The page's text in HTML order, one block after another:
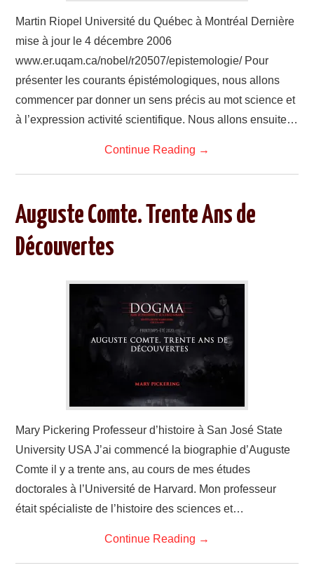
Martin Riopel Université du Québec à Montréal Dernière
mise à jour le 4 décembre 2006
www.er.uqam.ca/nobel/r20507/epistemologie/ Pour
présenter les courants épistémologiques, nous allons
commencer par donner un sens précis au mot science et
à l’expression activité scientifique. Nous allons ensuite…
Continue Reading →
Auguste Comte. Trente Ans de
Découvertes
Mary Pickering Professeur d’histoire à San José State
University USA J’ai commencé la biographie d’Auguste
Comte il y a trente ans, au cours de mes études
doctorales à l’Université de Harvard. Mon professeur
était spécialiste de l’histoire des sciences et…
Continue Reading →